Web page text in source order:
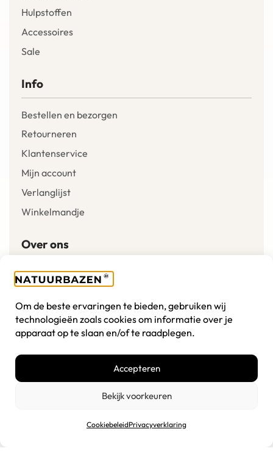
Om de beste ervaringen te bieden, gebruiken wij
technologieën zoals cookies om informatie over je
apparaat op te slaan en/of te raadplegen.
Accepteren
Bekijk voorkeuren
CookiebeleidPrivacyverklaring
Hulpstoffen
Accessoires
Sale
Info
Bestellen en bezorgen
Retourneren
Klantenservice
Mijn account
Verlanglijst
Winkelmandje
Over ons
Onze missie
Disclaimer
Cookiebeleid
Privacyverklaring
Toevoegen aan winkelwagen